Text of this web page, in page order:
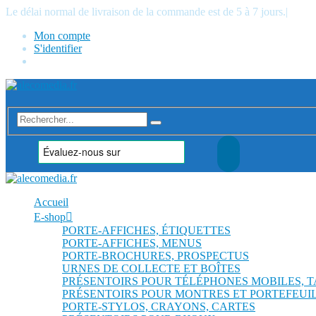
Le délai normal de livraison de la commande est de 5 à 7 jours.|
Mon compte
S'identifier
Accueil
E-shop
PORTE-AFFICHES, ÉTIQUETTES
PORTE-AFFICHES, MENUS
PORTE-BROCHURES, PROSPECTUS
URNES DE COLLECTE ET BOÎTES
PRÉSENTOIRS POUR TÉLÉPHONES MOBILES,
PRÉSENTOIRS POUR MONTRES ET
PORTE-STYLOS, CRAYONS, CARTES